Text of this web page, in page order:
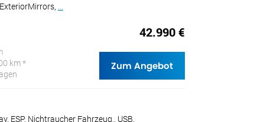
...
km *
42.990 €
Zum Angebot
ESP, Nichtraucher Fahrzeug,, USB,